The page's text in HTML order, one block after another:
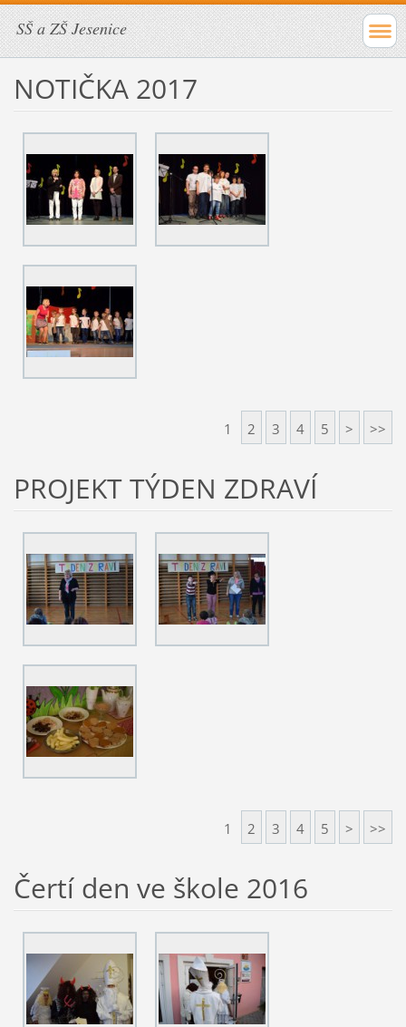
SŠ a ZŠ Jesenice
NOTIČKA 2017
1 2 3 4 5 > >>
PROJEKT TÝDEN ZDRAVÍ
1 2 3 4 5 > >>
Čertí den ve škole 2016